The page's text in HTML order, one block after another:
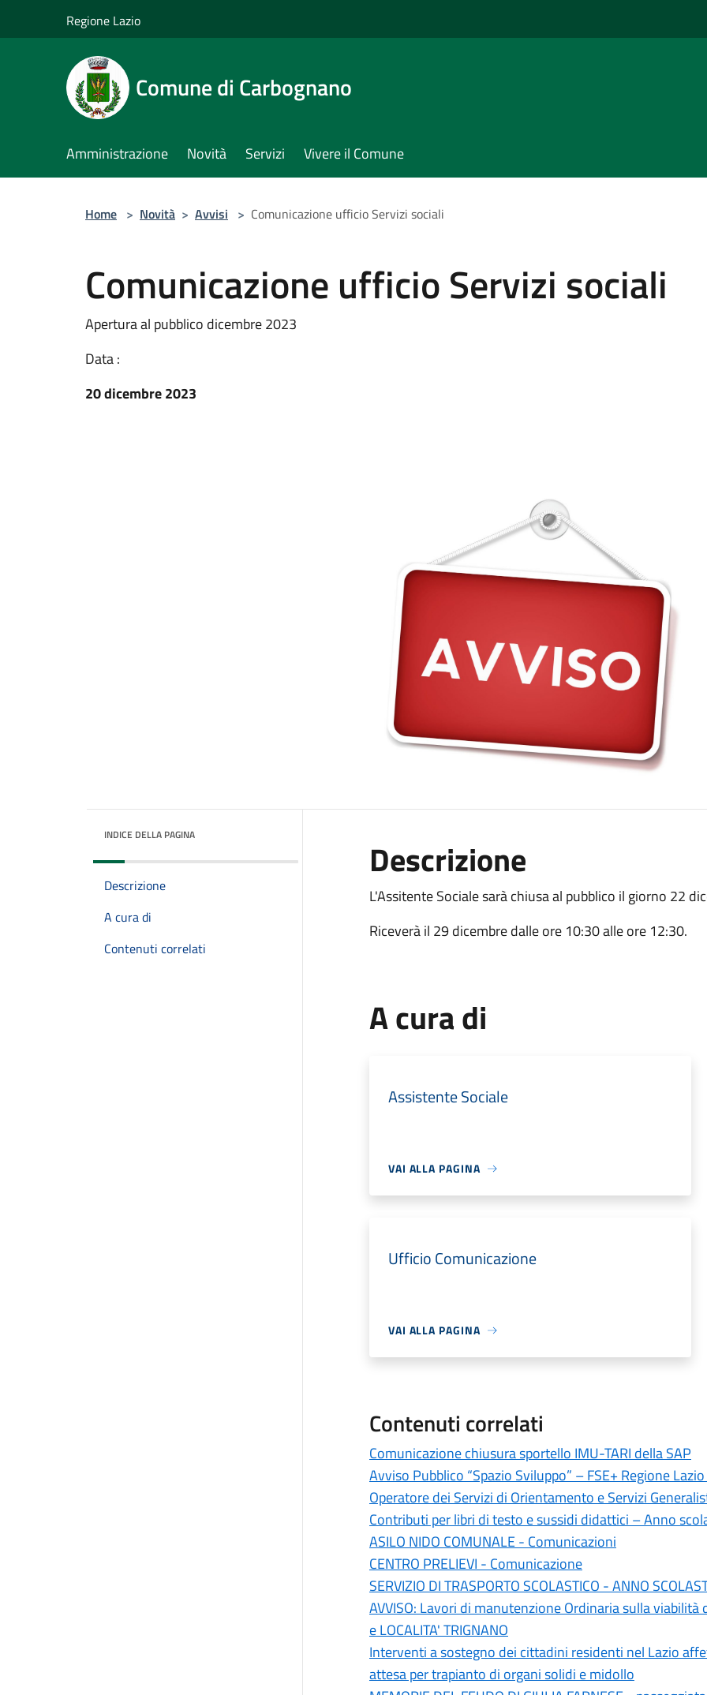
Regione Lazio
Comune di Carbognano
Amministrazione Novità Servizi Vivere il Comune
Home > Novità > Avvisi > Comunicazione ufficio Servizi sociali
Comunicazione ufficio Servizi sociali
Apertura al pubblico dicembre 2023
Data :
20 dicembre 2023
INDICE DELLA PAGINA
Descrizione
A cura di
Contenuti correlati
Descrizione
L'Assitente Sociale sarà chiusa al pubblico il giorno 22
Riceverà il 29 dicembre dalle ore 10:30 alle ore 12:30.
A cura di
Assistente Sociale
VAI ALLA PAGINA
Ufficio Comunicazione
VAI ALLA PAGINA
Contenuti correlati
Comunicazione chiusura sportello IMU-TARI della SAP
Avviso Pubblico “Spazio Sviluppo” – FSE+ Regione
Operatore dei Servizi di Orientamento e Servizi
Contributi per libri di testo e sussidi didattici – Anno
ASILO NIDO COMUNALE - Comunicazioni
CENTRO PRELIEVI - Comunicazione
SERVIZIO DI TRASPORTO SCOLASTICO - ANNO
AVVISO: Lavori di manutenzione Ordinaria sulla viabilità
e LOCALITA' TRIGNANO
Interventi a sostegno dei cittadini residenti nel Lazio
attesa per trapianto di organi solidi e midollo